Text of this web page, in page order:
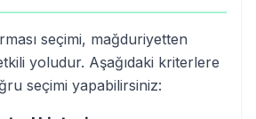
seçimi, mağduriyetten
yoludur. Aşağıdaki kriterlere
seçimi yapabilirsiniz: